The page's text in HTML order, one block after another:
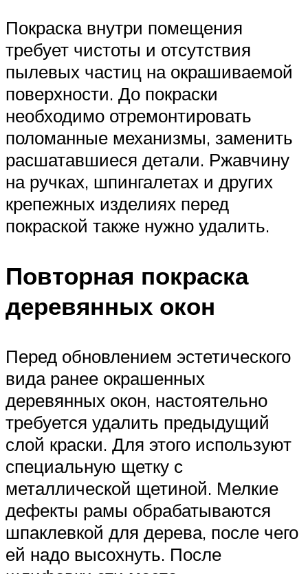
Покраска внутри помещения
требует чистоты и отсутствия
пылевых частиц на окрашиваемой
поверхности. До покраски
необходимо отремонтировать
поломанные механизмы, заменить
расшатавшиеся детали. Ржавчину
на ручках, шпингалетах и других
крепежных изделиях перед
покраской также нужно удалить.
Повторная покраска
деревянных окон
Перед обновлением эстетического
вида ранее окрашенных
деревянных окон, настоятельно
требуется удалить предыдущий
слой краски. Для этого используют
специальную щетку с
металлической щетиной. Мелкие
дефекты рамы обрабатываются
шпаклевкой для дерева, после чего
ей надо высохнуть. После